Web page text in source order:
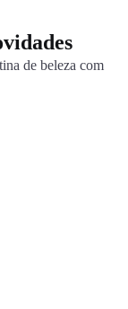
de beleza com